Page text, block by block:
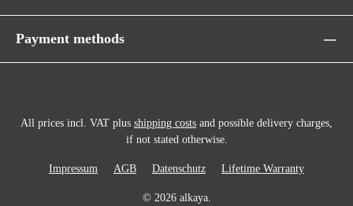
Payment methods
All prices incl. VAT plus shipping costs and possible delivery charges,
if not stated otherwise.
© 2026 alkaya.
Impressum AGB Datenschutz Lifetime Warranty